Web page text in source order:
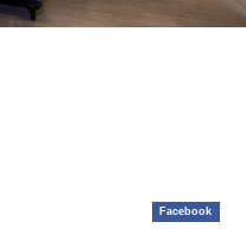
Facebook